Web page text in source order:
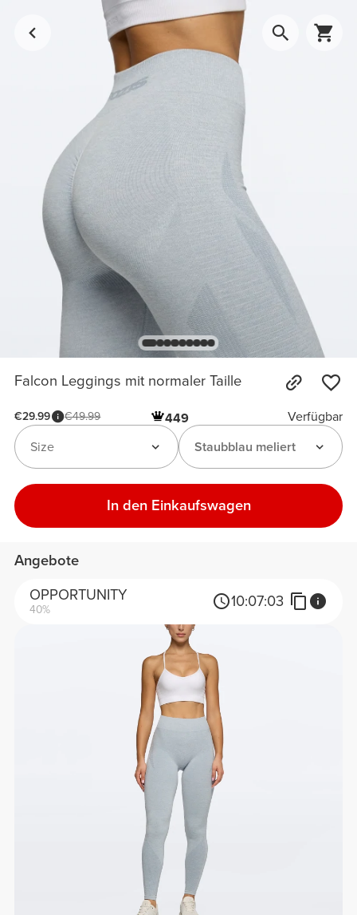
Falcon Leggings mit normaler Taille
€29.99 €49.99 449
Verfügbar
Staubblau meliert
Size
In den Einkaufswagen
Angebote
OPPORTUNITY
40% 10:07:03